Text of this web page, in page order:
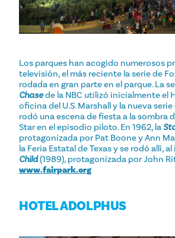
Los parques han acogido numerosos
televisión, el más reciente la serie de
rodada en gran parte en el parque. La
Chasede la NBC utilizó inicialmente el
oficina del U.S. Marshall y la nueva serie
rodó una escena de fiesta a la sombra
Star en el episodio piloto. En 1962, la
protagonizada por Pat Boone y Ann
la Feria Estatal de Texas y se rodó allí,
Child(1989), protagonizada por John
www.fairpark.org
HOTEL ADOLPHUS